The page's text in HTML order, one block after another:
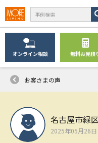
オンライン相談 無料お見積
お客さまの声
名古屋市緑
2025年05月26日